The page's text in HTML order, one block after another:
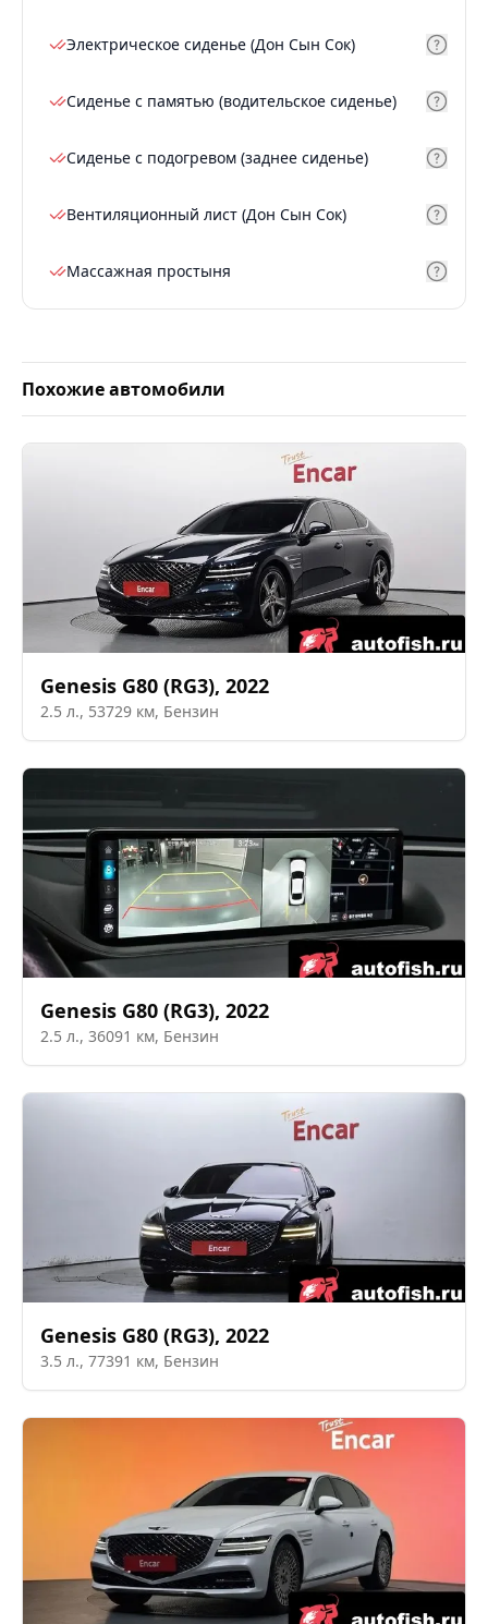
Электрическое сиденье (Дон Сын Сок)
Сиденье с памятью (водительское сиденье)
Сиденье с подогревом (заднее сиденье)
Вентиляционный лист (Дон Сын Сок)
Массажная простыня
Похожие автомобили
Genesis G80 (RG3), 2022
2.5 л., 53729 км, Бензин
Genesis G80 (RG3), 2022
2.5 л., 36091 км, Бензин
Genesis G80 (RG3), 2022
3.5 л., 77391 км, Бензин